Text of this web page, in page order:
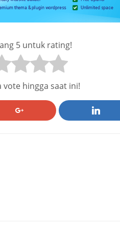
5 untuk rating!
vote hingga saat ini!